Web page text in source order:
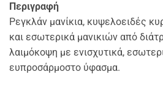
was:
15,00 €.
τιμή
είναι:
12,00
Περιγραφή
Ρεγκλάν μανίκια, κυψελοειδές
και εσωτερικά μανικιών από
λαιμόκοψη με ενισχυτικά,
ευπροσάρμοστο ύφασμα.